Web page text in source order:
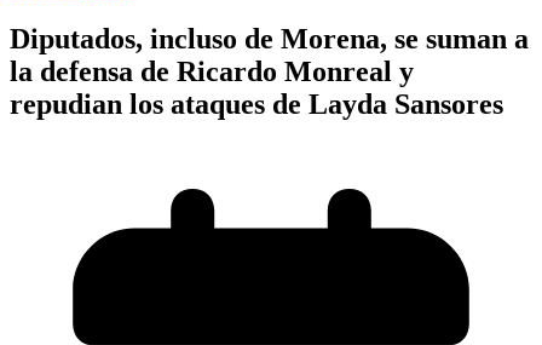
Diputados, incluso de Morena, se suman a
la defensa de Ricardo Monreal y
repudian los ataques de Layda Sansores